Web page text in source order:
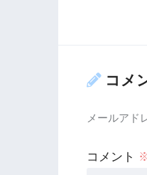
コメ
メールアド
コメント